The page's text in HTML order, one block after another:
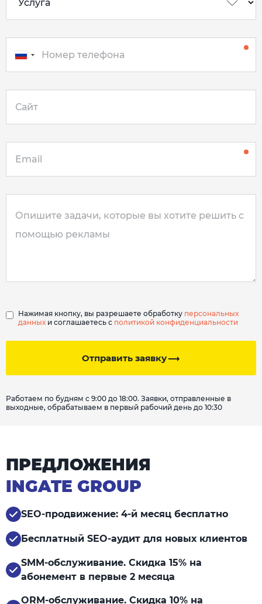
Отправить заявку
Нажимая кнопку, вы разрешаете обработку персональных
данных и соглашаетесь с политикой конфиденциальности
Работаем по будням с 9:00 до 18:00. Заявки, отправленные в
выходные, обрабатываем в первый рабочий день до 10:30
ПРЕДЛОЖЕНИЯ
INGATE GROUP
SEO-продвижение: 4-й месяц бесплатно
Бесплатный SEO-аудит для новых клиентов
SMM-обслуживание. Скидка 15% на
абонемент в первые 2 месяца
ORM-обслуживание. Скидка 10% на